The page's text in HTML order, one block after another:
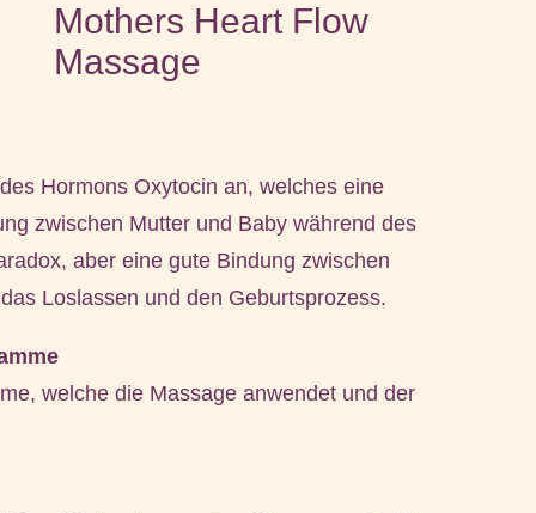
Mothers Heart Flow
Massage
Hormons Oxytocin an, welches eine
zwischen Mutter und Baby während des
aber eine gute Bindung zwischen
Loslassen und den Geburtsprozess.
welche die Massage anwendet und der